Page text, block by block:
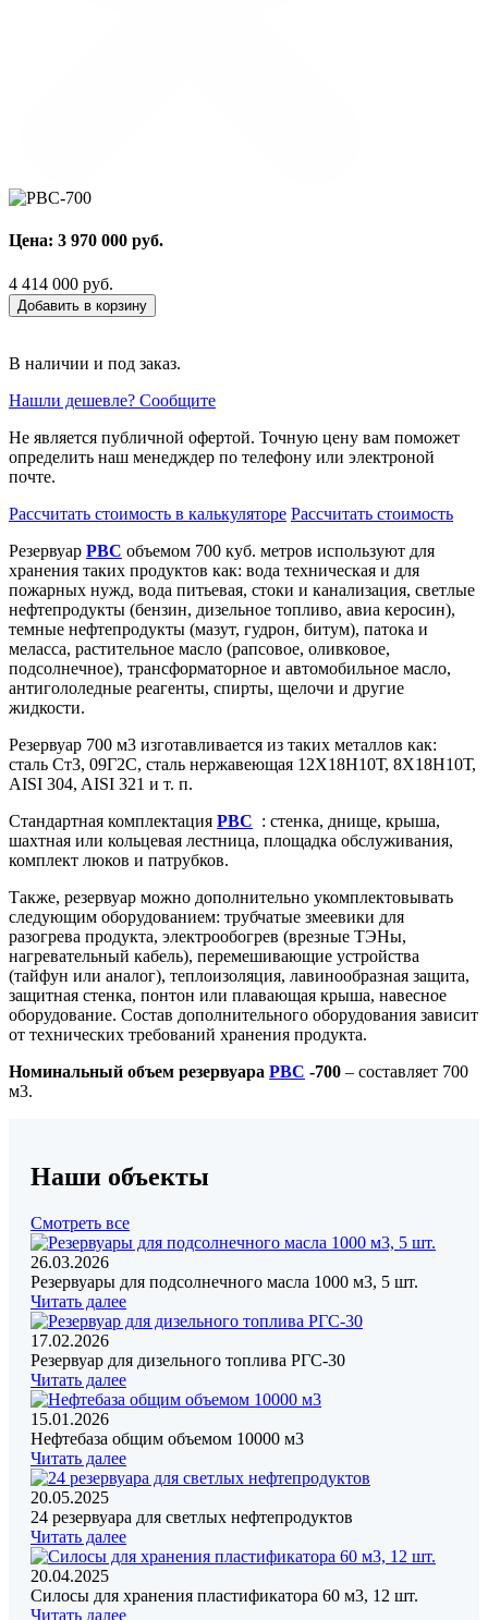
Цена: 3 970 000 руб.
4 414 000 руб.
Добавить в корзину
В наличии и под заказ.
Нашли дешевле? Сообщите
Не является публичной офертой. Точную цену вам поможет
определить наш менедждер по телефону или электроной
почте.
Рассчитать стоимость в калькуляторе Рассчитать стоимость
Резервуар РВС объемом 700 куб. метров используют для
хранения таких продуктов как: вода техническая и для
пожарных нужд, вода питьевая, стоки и канализация, светлые
нефтепродукты (бензин, дизельное топливо, авиа керосин),
темные нефтепродукты (мазут, гудрон, битум), патока и
меласса, растительное масло (рапсовое, оливковое,
подсолнечное), трансформаторное и автомобильное масло,
антигололедные реагенты, спирты, щелочи и другие
жидкости.
Резервуар 700 м3 изготавливается из таких металлов как:
сталь Ст3, 09Г2С, сталь нержавеющая 12Х18Н10Т, 8Х18Н10Т,
AISI 304, AISI 321 и т. п.
Стандартная комплектация РВС : стенка, днище, крыша,
шахтная или кольцевая лестница, площадка обслуживания,
комплект люков и патрубков.
Также, резервуар можно дополнительно укомплектовывать
следующим оборудованием: трубчатые змеевики для
разогрева продукта, электрообогрев (врезные ТЭНы,
нагревательный кабель), перемешивающие устройства
(тайфун или аналог), теплоизоляция, лавинообразная защита,
защитная стенка, понтон или плавающая крыша, навесное
оборудование. Состав дополнительного оборудования зависит
от технических требований хранения продукта.
Номинальный объем резервуара РВС -700 – составляет 700
м3.
Наши объекты
Смотреть все
26.03.2026
Резервуары для подсолнечного масла 1000 м3, 5 шт.
Читать далее
17.02.2026
Резервуар для дизельного топлива РГС-30
Читать далее
15.01.2026
Нефтебаза общим объемом 10000 м3
Читать далее
20.05.2025
24 резервуара для светлых нефтепродуктов
Читать далее
20.04.2025
Силосы для хранения пластификатора 60 м3, 12 шт.
Читать далее